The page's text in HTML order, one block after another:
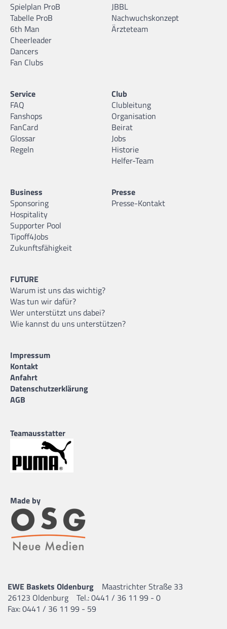
Spielplan ProB
Tabelle ProB
6th Man
Cheerleader
Dancers
Fan Clubs
JBBL
Nachwuchskonzept
Ärzteteam
Service
FAQ
Fanshops
FanCard
Glossar
Regeln
Club
Clubleitung
Organisation
Beirat
Jobs
Historie
Helfer-Team
Business
Sponsoring
Hospitality
Supporter Pool
Tipoff4Jobs
Zukunftsfähigkeit
Presse
Presse-Kontakt
FUTURE
Warum ist uns das wichtig?
Was tun wir dafür?
Wer unterstützt uns dabei?
Wie kannst du uns unterstützen?
Impressum
Kontakt
Anfahrt
Datenschutzerklärung
AGB
Teamausstatter
Made by
EWE Baskets Oldenburg
Maastrichter Straße 33
26123 Oldenburg
Tel.: 0441 / 36 11 99 - 0
Fax: 0441 / 36 11 99 - 59